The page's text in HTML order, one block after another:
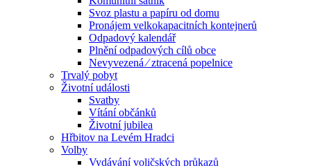
Svoz plastu a papíru od domu
Pronájem velkokapacitních kontejnerů
Odpadový kalendář
Plnění odpadových cílů obce
Nevyvezená ⁄ ztracená popelnice
Trvalý pobyt
Životní události
Svatby
Vítání občánků
Životní jubilea
Hřbitov na Levém Hradci
Volby
Vydávání voličských průkazů